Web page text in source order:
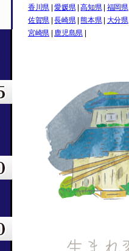
香川県 |愛媛県|高知県| 福岡県|
佐賀県 |長崎県|熊本県| 大分県|
宮崎県
鹿児島県